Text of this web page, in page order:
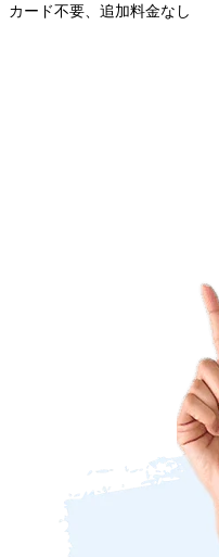
カード不要、追加料金なし